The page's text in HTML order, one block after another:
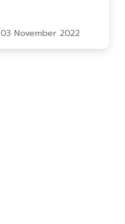
03 November 2022